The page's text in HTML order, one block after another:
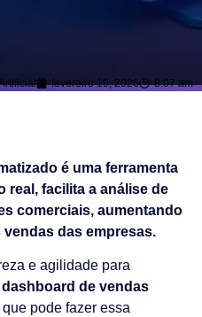
fevereiro 19, 2026 8:07 am
é uma ferramenta
real, facilita a análise de
comerciais, aumentando
das empresas.
e agilidade para
dashboard de vendas
pode fazer essa